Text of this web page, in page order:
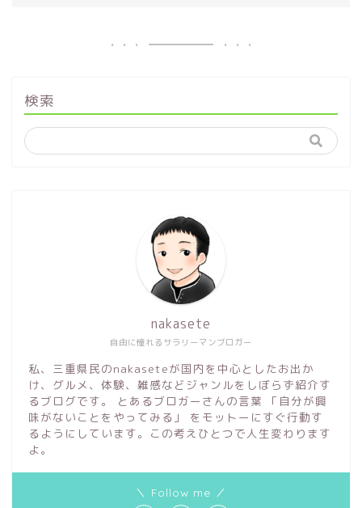
検索
自由に憧れるサラリーマンブロガー
nakasete
私、三重県民のnakaseteが国内を中心としたお出か
け、グルメ、体験、雑感などジャンルをしぼらず紹介す
るブログです。 とあるブロガーさんの言葉 「自分が興
味がないことをやってみる」 をモットーにすぐ行動す
るようにしています。この考えひとつで人生変わります
よ。
＼ Follow me ／